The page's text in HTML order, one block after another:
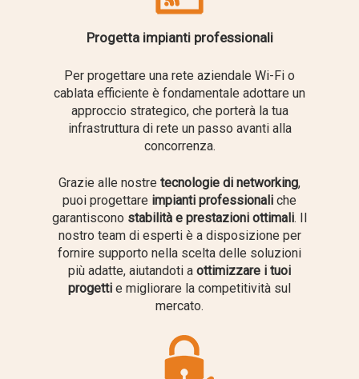
Progetta impianti professionali
Per progettare una rete aziendale Wi-Fi o
cablata efficiente è fondamentale adottare un
approccio strategico, che porterà la tua
infrastruttura di rete un passo avanti alla
concorrenza.
Grazie alle nostre tecnologie di networking,
puoi progettare impianti professionali che
garantiscono stabilità e prestazioni ottimali. Il
nostro team di esperti è a disposizione per
fornire supporto nella scelta delle soluzioni
più adatte, aiutandoti a ottimizzare i tuoi
progetti e migliorare la competitività sul
mercato.